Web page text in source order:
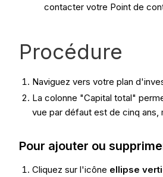
contacter votre Point de
Procédure
Naviguez vers votre plan
La colonne "Capital total"
vue par défaut est de cinq
Pour ajouter ou
Cliquez sur l'icône ellipse